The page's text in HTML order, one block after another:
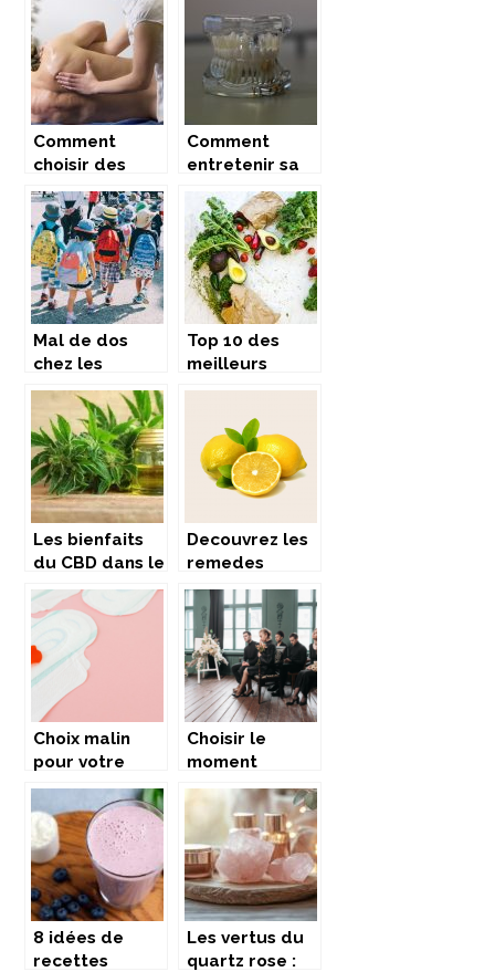
avantages et
sans effets
secondaires
Comment
choisir des
huiles de
massage ?
Comment
entretenir sa
prothèse
dentaire ?
Mal de dos
chez les
enfants :
quelles
peuvent être
les causes
non-
pathologiques
?
Top 10 des
meilleurs
legumes
Les bienfaits
du CBD dans le
bien-être au
quotidien
Decouvrez les
remedes
naturels pour
soulager les
maux de gorge
Choix malin
pour votre
santé intime :
optez pour les
serviettes
Always
Choisir le
moment
approprié pour
solliciter une
entreprise de
pompes
funèbres
8 idées de
recettes
Les vertus du
quartz rose :